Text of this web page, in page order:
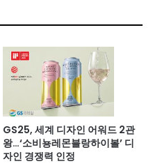
GS25, 세계 디자인 어워드 2관
왕…‘소비뇽레몬블랑하이볼’ 디
자인 경쟁력 인정